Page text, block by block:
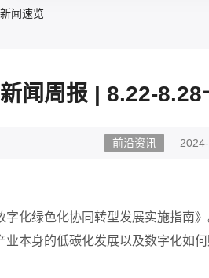
闻速览
新闻周报 | 8.22-8.28
前沿资讯
化绿色化协同转型发展实施指南》
业本身的低碳化发展以及数字化如